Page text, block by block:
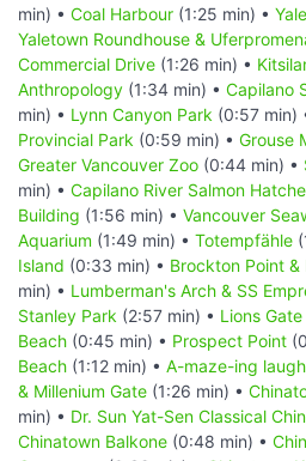
min) • Coal Harbour (1:25 min) •
Yaletown Roundhouse &
Commercial Drive (1:26 min) •
Anthropology (1:34 min) • Capilano
min) • Lynn Canyon Park (0:57 min)
Provincial Park (0:59 min) • Grouse
Greater Vancouver Zoo (0:44 min) •
min) • Capilano River Salmon
Building (1:56 min) • Vancouver
Aquarium (1:49 min) • Totempfähle
Island (0:33 min) • Brockton Point &
min) • Lumberman's Arch & SS
Stanley Park (2:57 min) • Lions
Beach (0:45 min) • Prospect Point
Beach (1:12 min) • A-maze-ing
& Millenium Gate (1:26 min) •
min) • Dr. Sun Yat-Sen Classical
Chinatown Balkone (0:48 min) •